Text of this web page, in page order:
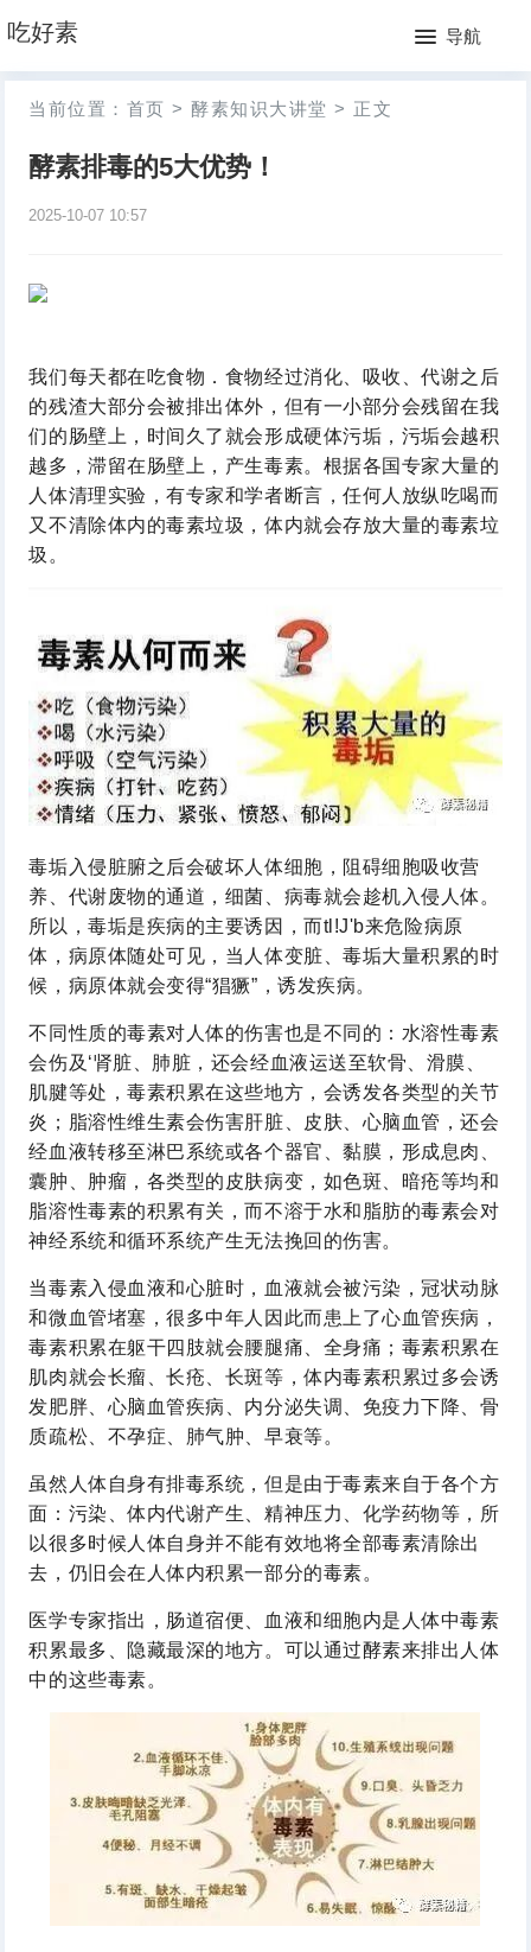
吃好素 导航
网
站
月
当前位置： 首页 > 酵素知识大讲堂 > 正文
酵素排毒的5大优势！
2025-10-07 10:57
我们每天都在吃食物．食物经过消化、吸收、代谢之后
的残渣大部分会被排出体外，但有一小部分会残留在我
们的肠壁上，时间久了就会形成硬体污垢，污垢会越积
越多，滞留在肠壁上，产生毒素。根据各国专家大量的
人体清理实验，有专家和学者断言，任何人放纵吃喝而
又不清除体内的毒素垃圾，体内就会存放大量的毒素垃
圾。
毒垢入侵脏腑之后会破坏人体细胞，阻碍细胞吸收营
养、代谢废物的通道，细菌、病毒就会趁机入侵人体。
所以，毒垢是疾病的主要诱因，而tl!J'b来危险病原
体，病原体随处可见，当人体变脏、毒垢大量积累的时
候，病原体就会变得“猖獗”，诱发疾病。
不同性质的毒素对人体的伤害也是不同的：水溶性毒素
会伤及‘肾脏、肺脏，还会经血液运送至软骨、滑膜、
肌腱等处，毒素积累在这些地方，会诱发各类型的关节
炎；脂溶性维生素会伤害肝脏、皮肤、心脑血管，还会
经血液转移至淋巴系统或各个器官、黏膜，形成息肉、
囊肿、肿瘤，各类型的皮肤病变，如色斑、暗疮等均和
脂溶性毒素的积累有关，而不溶于水和脂肪的毒素会对
神经系统和循环系统产生无法挽回的伤害。
当毒素入侵血液和心脏时，血液就会被污染，冠状动脉
和微血管堵塞，很多中年人因此而患上了心血管疾病，
毒素积累在躯干四肢就会腰腿痛、全身痛；毒素积累在
肌肉就会长瘤、长疮、长斑等，体内毒素积累过多会诱
发肥胖、心脑血管疾病、内分泌失调、免疫力下降、骨
质疏松、不孕症、肺气肿、早衰等。
虽然人体自身有排毒系统，但是由于毒素来自于各个方
面：污染、体内代谢产生、精神压力、化学药物等，所
以很多时候人体自身并不能有效地将全部毒素清除出
去，仍旧会在人体内积累一部分的毒素。
医学专家指出，肠道宿便、血液和细胞内是人体中毒素
积累最多、隐藏最深的地方。可以通过酵素来排出人体
中的这些毒素。